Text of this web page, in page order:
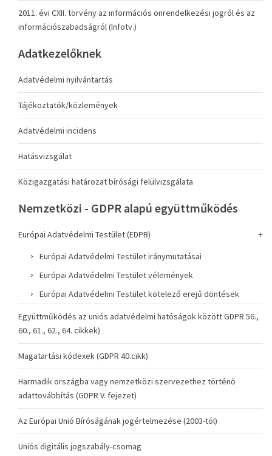
2011. évi CXII. törvény az információs önrendelkezési jogról és az
információszabadságról (Infotv.)
Adatkezelőknek
Adatvédelmi nyilvántartás
Tájékoztatók/közlemények
Adatvédelmi incidens
Hatásvizsgálat
Közigazgatási határozat bírósági felülvizsgálata
Nemzetközi - GDPR alapú együttműködés
Európai Adatvédelmi Testület (EDPB)
Európai Adatvédelmi Testület iránymutatásai
Európai Adatvédelmi Testület vélemények
Európai Adatvédelmi Testület kötelező erejű döntések
Együttműködés az uniós adatvédelmi hatóságok között GDPR 56.,
60., 61., 62., 64. cikkek)
Magatartási kódexek (GDPR 40.cikk)
Harmadik országba vagy nemzetközi szervezethez történő
adattovábbítás (GDPR V. fejezet)
Az Európai Unió Bíróságának jogértelmezése (2003-tól)
Uniós digitális jogszabály-csomag